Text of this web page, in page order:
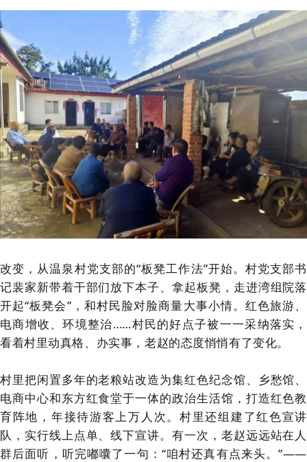
改变，从温泉村党支部的“板凳工作法”开始。村党支部书
记裴家新带着干部们放下本子、拿起板凳，走进湾组院落
开起“板凳会”，和村民脸对脸商量大事小情。红色旅游、
电商增收、环境整治……村民的好点子被一一采纳落实，
看着村里动真格、办实事，老赵的态度悄悄有了变化。
村里把闲置多年的老粮站改造为集红色纪念馆、乡愁馆、
电商中心和东方红食堂于一体的政治生活馆，打造红色教
育阵地，年接待游客上万人次。村里还组建了红色宣讲
队，实行线上点单、线下宣讲。有一次，老赵远远站在人
群后面听，听完嘟囔了一句：“咱村还真有点来头。”——